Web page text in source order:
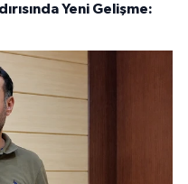
Yeni Gelişme: